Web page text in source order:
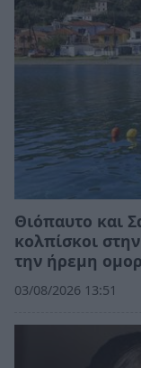
Θιόπαυτο και
κολπίσκοι
την ήρεμη
03/08/2026 13:51